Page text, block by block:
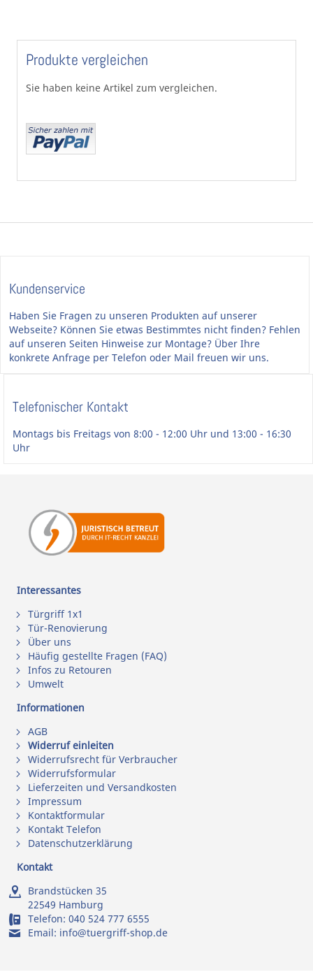
Produkte vergleichen
Sie haben keine Artikel zum vergleichen.
Kundenservice
Haben Sie Fragen zu unseren Produkten auf unserer
Webseite? Können Sie etwas Bestimmtes nicht finden? Fehlen
auf unseren Seiten Hinweise zur Montage? Über Ihre
konkrete Anfrage per Telefon oder Mail freuen wir uns.
Telefonischer Kontakt
Montags bis Freitags von 8:00 - 12:00 Uhr und 13:00 - 16:30
Uhr
Interessantes
Türgriff 1x1
Tür-Renovierung
Über uns
Häufig gestellte Fragen (FAQ)
Infos zu Retouren
Umwelt
Informationen
AGB
Widerruf einleiten
Widerrufsrecht für Verbraucher
Widerrufsformular
Lieferzeiten und Versandkosten
Impressum
Kontaktformular
Kontakt Telefon
Datenschutzerklärung
Kontakt
Brandstücken 35
22549 Hamburg
Telefon: 040 524 777 6555
Email: info@tuergriff-shop.de